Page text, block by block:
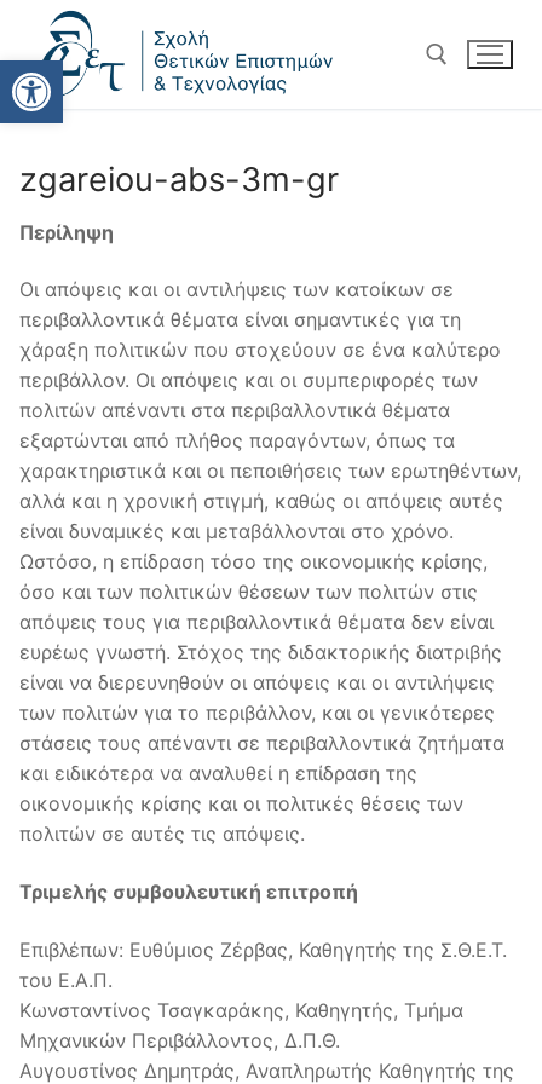
Ανοίξτε τη γραμμή
zgareiou-abs-3m-gr
Περίληψη
Οι απόψεις και οι αντιλήψεις των κατοίκων σε
περιβαλλοντικά θέματα είναι σημαντικές για τη
χάραξη πολιτικών που στοχεύουν σε ένα καλύτερο
περιβάλλον. Οι απόψεις και οι συμπεριφορές των
πολιτών απέναντι στα περιβαλλοντικά θέματα
εξαρτώνται από πλήθος παραγόντων, όπως τα
χαρακτηριστικά και οι πεποιθήσεις των ερωτηθέντων,
αλλά και η χρονική στιγμή, καθώς οι απόψεις αυτές
είναι δυναμικές και μεταβάλλονται στο χρόνο.
Ωστόσο, η επίδραση τόσο της οικονομικής κρίσης,
όσο και των πολιτικών θέσεων των πολιτών στις
απόψεις τους για περιβαλλοντικά θέματα δεν είναι
ευρέως γνωστή. Στόχος της διδακτορικής διατριβής
είναι να διερευνηθούν οι απόψεις και οι αντιλήψεις
των πολιτών για το περιβάλλον, και οι γενικότερες
στάσεις τους απέναντι σε περιβαλλοντικά ζητήματα
και ειδικότερα να αναλυθεί η επίδραση της
οικονομικής κρίσης και οι πολιτικές θέσεις των
πολιτών σε αυτές τις απόψεις.
Τριμελής συμβουλευτική επιτροπή
Επιβλέπων: Ευθύμιος Ζέρβας, Καθηγητής της Σ.Θ.Ε.Τ.
του Ε.Α.Π.
Κωνσταντίνος Τσαγκαράκης, Καθηγητής, Τμήμα
Μηχανικών Περιβάλλοντος, Δ.Π.Θ.
Αυγουστίνος Δημητράς, Αναπληρωτής Καθηγητής της